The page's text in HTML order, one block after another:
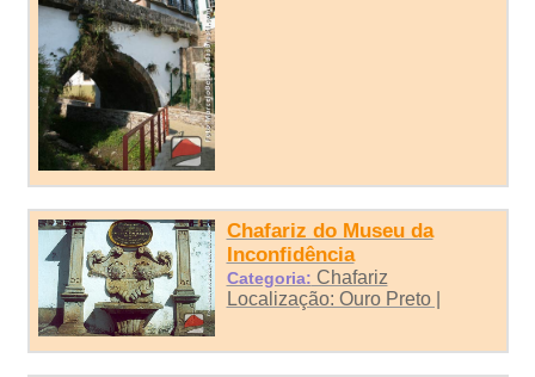
Chafariz do Museu da
Inconfidência
Categoria: Chafariz
Localização: Ouro Preto |